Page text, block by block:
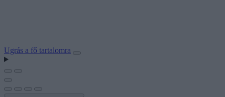
Ugrás a fő tartalomra